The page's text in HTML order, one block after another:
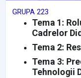
GRUPA 223
Tema 1:
Cadrelor
Tema 2:
Tema 3:
Tehnologii